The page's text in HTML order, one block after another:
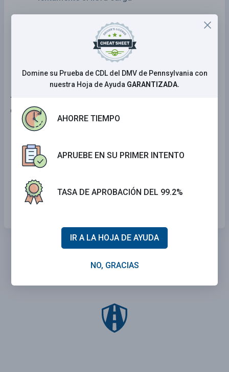
Asegurarse de cruzar todo el tráfico antes que
los vehículos se le aproximen
Entrar al tráfico sin buscar por otros vehículos
7 . ¿Cuál es la edad mínima para obtener una Licencia
de Conducir Comercial?
15
18
25
Domine su Prueba de CDL del DMV de Pennsylvania con
nuestra Hoja de Ayuda GARANTIZADA.
AHORRE TIEMPO
APRUEBE EN SU PRIMER INTENTO
TASA DE APROBACIÓN DEL 99.2%
IR A LA HOJA DE AYUDA
NO, GRACIAS